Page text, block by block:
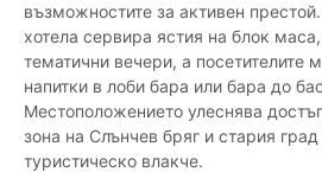
възможностите за активен
хотела сервира ястия на блок
тематични вечери, а посетителите
напитки в лоби бара или бара до
Местоположението улеснява
зона на Слънчев бряг и стария
туристическо влакче.